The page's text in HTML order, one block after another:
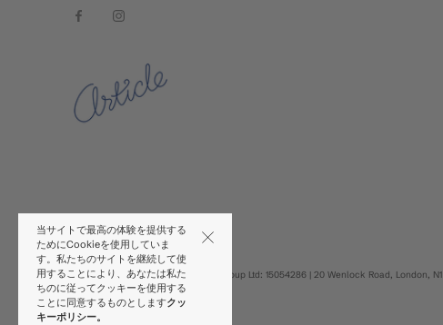
t/a Article © 2026 | Urban Excess Group Ltd: 15054286 | 20 Wenlock Road, London, N1
7GU UK
Liquify
当サイトで最高の体験を提供する
ためにCookieを使用していま
す。私たちのサイトを継続して使
用することにより、あなたは私た
ちのに従ってクッキーを使用する
ことに同意するものとしますクッ
キーポリシー。